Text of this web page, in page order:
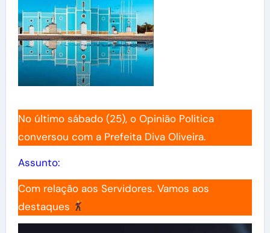
No último sábado (25), o Opinião Politica
conversou com a Prefeita Diva Oliveira.
Assunto:
Com relação aos Servidores. Vamos aos
destaques